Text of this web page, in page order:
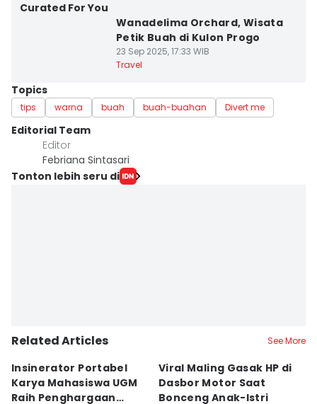
Curated For You
Wanadelima Orchard, Wisata
Petik Buah di Kulon Progo
23 Sep 2025, 17:33 WIB
Travel
Topics
tips warna buah buah-buahan Divert me
Editorial Team
Editor
Febriana Sintasari
Tonton lebih seru di
Related Articles See More
Insinerator Portabel
Karya Mahasiswa UGM
Raih Penghargaan
Viral Maling Gasak HP di
Dasbor Motor Saat
Bonceng Anak-Istri